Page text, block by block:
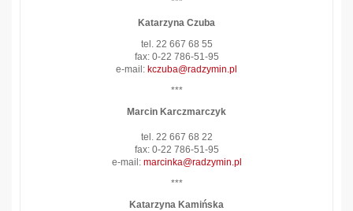
Katarzyna Czuba
tel. 22 667 68 55
fax: 0-22 786-51-95
e-mail: kczuba@radzymin.pl
***
Marcin Karczmarczyk
tel. 22 667 68 22
fax: 0-22 786-51-95
e-mail: marcinka@radzymin.pl
***
Katarzyna Kamińska